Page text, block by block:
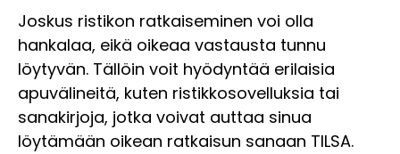
Joskus ristikon ratkaiseminen voi olla
hankalaa, eikä oikeaa vastausta tunnu
löytyvän. Tällöin voit hyödyntää erilaisia
apuvälineitä, kuten ristikkosovelluksia tai
sanakirjoja, jotka voivat auttaa sinua
löytämään oikean ratkaisun sanaan TILSA.